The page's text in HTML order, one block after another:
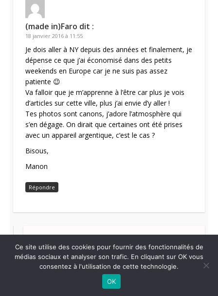
(made in)Faro dit :
18 janvier 2016 à 11:55
Je dois aller à NY depuis des années et finalement, je
dépense ce que j’ai économisé dans des petits
weekends en Europe car je ne suis pas assez
patiente 😉
Va falloir que je m’apprenne à l’être car plus je vois
d’articles sur cette ville, plus j’ai envie d’y aller !
Tes photos sont canons, j’adore l’atmosphère qui
s’en dégage. On dirait que certaines ont été prises
avec un appareil argentique, c’est le cas ?
Bisous,
Manon
Répondre
Malakdit :
haha, moi c’est pareil mais avec un appareil
Ce site utilise des cookies pour fournir des fonctionnalités de
médias sociaux et analyser son trafic. En cliquant sur OK vous
consentez à l'utilisation de cette technologie.
OK